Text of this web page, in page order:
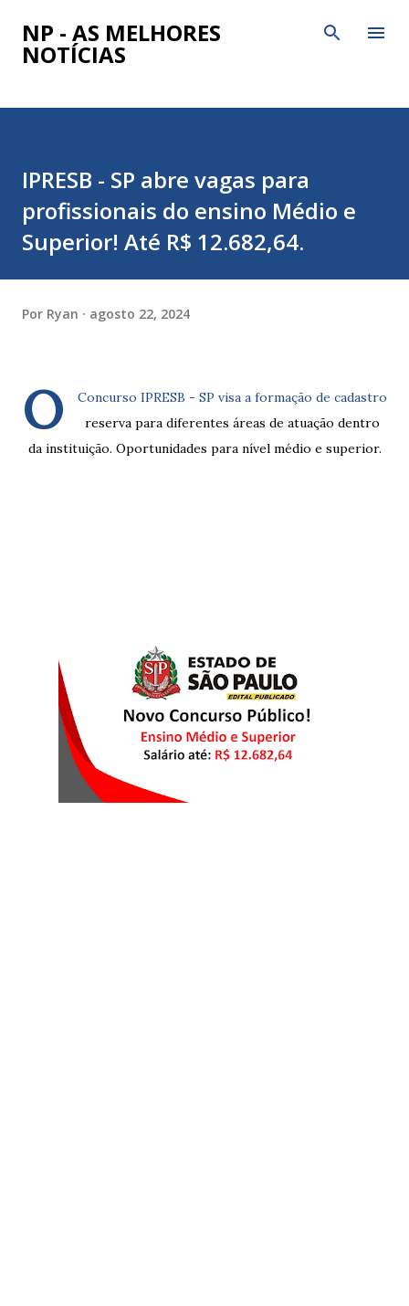
Pular para o conteúdo principal
NP - AS MELHORES
NOTÍCIAS
IPRESB - SP abre vagas para
profissionais do ensino Médio e
Superior! Até R$ 12.682,64.
Por Ryan agosto 22, 2024
O
Concurso IPRESB - SP visa a formação de cadastro
reserva para diferentes áreas de atuação dentro
da instituição. Oportunidades para nível médio e superior.